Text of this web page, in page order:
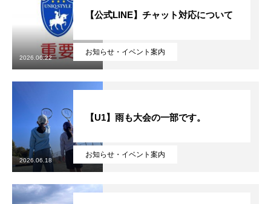
お知らせ・イベント案内
【公式LINE】チャット対応について
2026.06.22
お知らせ・イベント案内
【U1】雨も大会の一部です。
2026.06.18